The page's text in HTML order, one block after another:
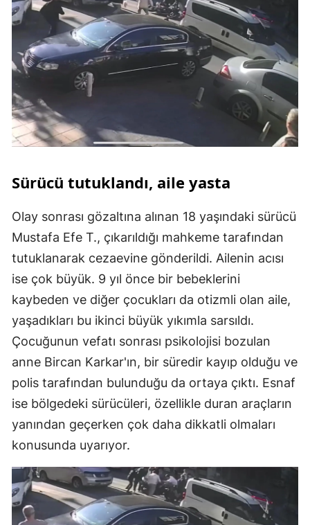
Sürücü tutuklandı, aile yasta
Olay sonrası gözaltına alınan 18 yaşındaki sürücü
Mustafa Efe T., çıkarıldığı mahkeme tarafından
tutuklanarak cezaevine gönderildi. Ailenin acısı
ise çok büyük. 9 yıl önce bir bebeklerini
kaybeden ve diğer çocukları da otizmli olan aile,
yaşadıkları bu ikinci büyük yıkımla sarsıldı.
Çocuğunun vefatı sonrası psikolojisi bozulan
anne Bircan Karkar'ın, bir süredir kayıp olduğu ve
polis tarafından bulunduğu da ortaya çıktı. Esnaf
ise bölgedeki sürücüleri, özellikle duran araçların
yanından geçerken çok daha dikkatli olmaları
konusunda uyarıyor.